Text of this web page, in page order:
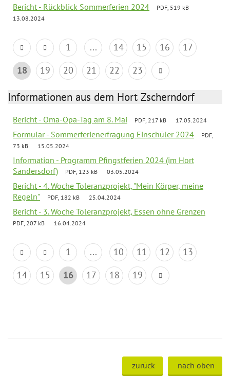
Bericht - Rückblick Sommerferien 2024
PDF, 519 kB
13.08.2024
1 ... 14 15 16
17
18
19 20 21 22 23
Informationen aus dem Hort Zscherndorf
Bericht - Oma-Opa-Tag am 8. Mai PDF, 217 kB 17.05.2024
Formular - Sommerferienerfragung Einschüler 2024
PDF,
73 kB
15.05.2024
Information - Programm Pfingstferien 2024 (im Hort
Sandersdorf)
PDF, 123 kB 03.05.2024
Bericht - 4. Woche Toleranzprojekt, "Mein Körper, meine
Regeln"
PDF, 182 kB 25.04.2024
Bericht - 3. Woche Toleranzprojekt, Essen ohne Grenzen
PDF, 207 kB 16.04.2024
1 ... 10 11 12
13
14
15 16 17 18 19
zurück nach oben